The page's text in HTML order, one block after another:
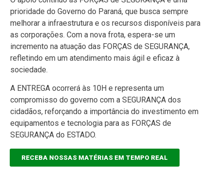
prioridade do Governo do Paraná, que busca sempre
melhorar a infraestrutura e os recursos disponíveis para
as corporações. Com a nova frota, espera-se um
incremento na atuação das FORÇAS de SEGURANÇA,
refletindo em um atendimento mais ágil e eficaz à
sociedade.
A ENTREGA ocorrerá às 10H e representa um
compromisso do governo com a SEGURANÇA dos
cidadãos, reforçando a importância do investimento em
equipamentos e tecnologia para as FORÇAS de
SEGURANÇA do ESTADO.
RECEBA NOSSAS MATÉRIAS EM TEMPO REAL